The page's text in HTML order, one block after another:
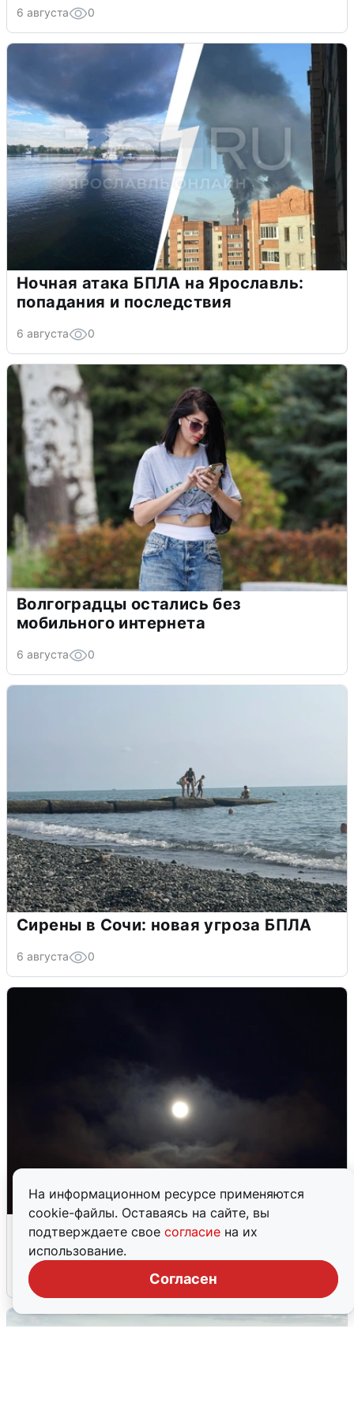
На информационном ресурсе применяются
cookie-файлы. Оставаясь на сайте, вы
подтверждаете свое согласие на их
использование.
Согласен
6 августа 0
Ночная атака БПЛА на Ярославль:
попадания и последствия
6 августа 0
Волгоградцы остались без
мобильного интернета
6 августа 0
Сирены в Сочи: новая угроза БПЛА
6 августа 0
Взрывы в Воронеже после сигнала
тревоги
5 августа